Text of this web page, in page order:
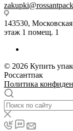
143530,
этаж 1 помещ. 1
© 2026 Купить
Россантпак
Политика